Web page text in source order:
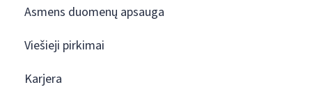
Asmens duomenų apsauga
Viešieji pirkimai
Karjera